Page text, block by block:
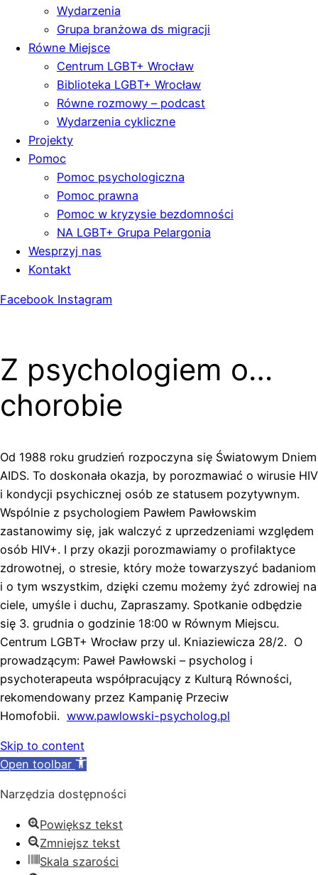
Wydarzenia
Grupa branżowa ds migracji
Równe Miejsce
Centrum LGBT+ Wrocław
Biblioteka LGBT+ Wrocław
Równe rozmowy – podcast
Wydarzenia cykliczne
Projekty
Pomoc
Pomoc psychologiczna
Pomoc prawna
Pomoc w kryzysie bezdomności
NA LGBT+ Grupa Pelargonia
Wesprzyj nas
Kontakt
Facebook Instagram
Z psychologiem o…
chorobie
Od 1988 roku grudzień rozpoczyna się Światowym Dniem
AIDS. To doskonała okazja, by porozmawiać o wirusie HIV
i kondycji psychicznej osób ze statusem pozytywnym.
Wspólnie z psychologiem Pawłem Pawłowskim
zastanowimy się, jak walczyć z uprzedzeniami względem
osób HIV+. I przy okazji porozmawiamy o profilaktyce
zdrowotnej, o stresie, który może towarzyszyć badaniom
i o tym wszystkim, dzięki czemu możemy żyć zdrowiej na
ciele, umyśle i duchu, Zapraszamy. Spotkanie odbędzie
się 3. grudnia o godzinie 18:00 w Równym Miejscu.
Centrum LGBT+ Wrocław przy ul. Kniaziewicza 28/2. O
prowadzącym: Paweł Pawłowski – psycholog i
psychoterapeuta współpracujący z Kulturą Równości,
rekomendowany przez Kampanię Przeciw
Homofobii. www.pawlowski-psycholog.pl
Skip to content
Open toolbar
Narzędzia dostępności
Powiększ tekst
Zmniejsz tekst
Skala szarości